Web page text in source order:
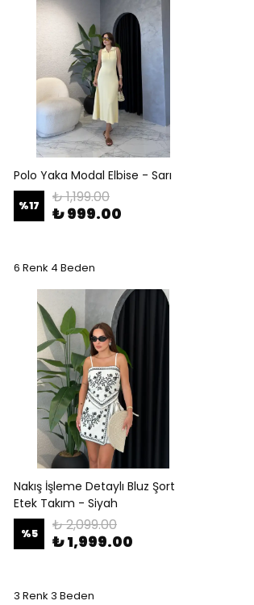
Polo Yaka Modal Elbise - Sarı
%17 ₺ 1,199.00
₺ 999.00
6 Renk 4 Beden
Nakış İşleme Detaylı Bluz Şort
Etek Takım - Siyah
%5 ₺ 2,099.00
₺ 1,999.00
3 Renk 3 Beden